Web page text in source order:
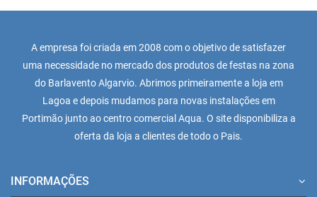
A empresa foi criada em 2008 com o objetivo de satisfazer
uma necessidade no mercado dos produtos de festas na zona
do Barlavento Algarvio. Abrimos primeiramente a loja em
Lagoa e depois mudamos para novas instalações em
Portimão junto ao centro comercial Aqua. O site disponibiliza a
oferta da loja a clientes de todo o Pais.
INFORMAÇÕES